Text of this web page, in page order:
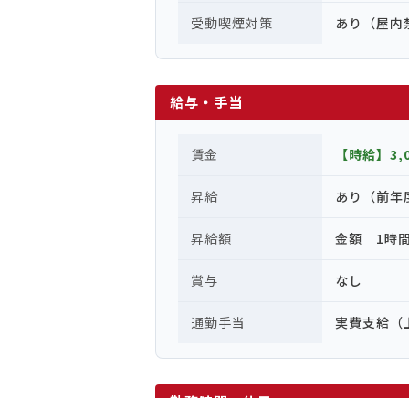
受動喫煙対策 あり（屋内
給与・手当
賃金 【時給】
昇給 あり（前
昇給額 金額 1時間
賞与 なし
通勤手当 実費支給